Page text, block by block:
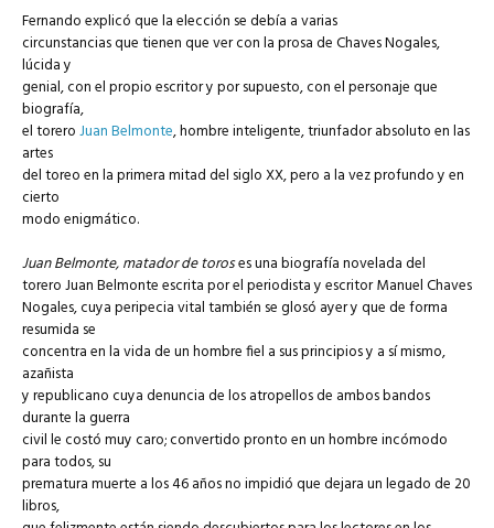
Fernando explicó que la elección se debía a varias
circunstancias que tienen que ver con la prosa de Chaves Nogales,
lúcida y
genial, con el propio escritor y por supuesto, con el personaje que
biografía,
el toreroJuan Belmonte, hombre inteligente, triunfador absoluto en las
artes
del toreo en la primera mitad del siglo XX, pero a la vez profundo y en
cierto
modo enigmático.
Juan Belmonte, matador de toroses una biografía novelada del
torero Juan Belmonte escrita por el periodista y escritor Manuel Chaves
Nogales, cuya peripecia vital también se glosó ayer y que de forma
resumida se
concentra en la vida de un hombre fiel a sus principios y a sí mismo,
azañista
y republicano cuya denuncia de los atropellos de ambos bandos
durante la guerra
civil le costó muy caro; convertido pronto en un hombre incómodo
para todos, su
prematura muerte a los 46 años no impidió que dejara un legado de 20
libros,